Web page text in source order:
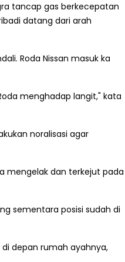
tancap gas berkecepatan
datang dari arah
Roda Nissan masuk ka
menghadap langit," kata
noralisasi agar
mengelak dan terkejut pada
sementara posisi sudah di
depan rumah ayahnya,